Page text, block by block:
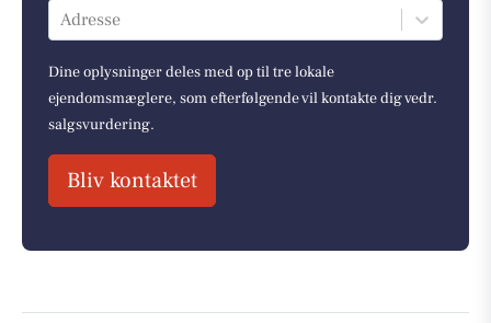
Adresse
Dine oplysninger deles med op til tre lokale
ejendomsmæglere, som efterfølgende vil kontakte dig vedr.
salgsvurdering.
Bliv kontaktet